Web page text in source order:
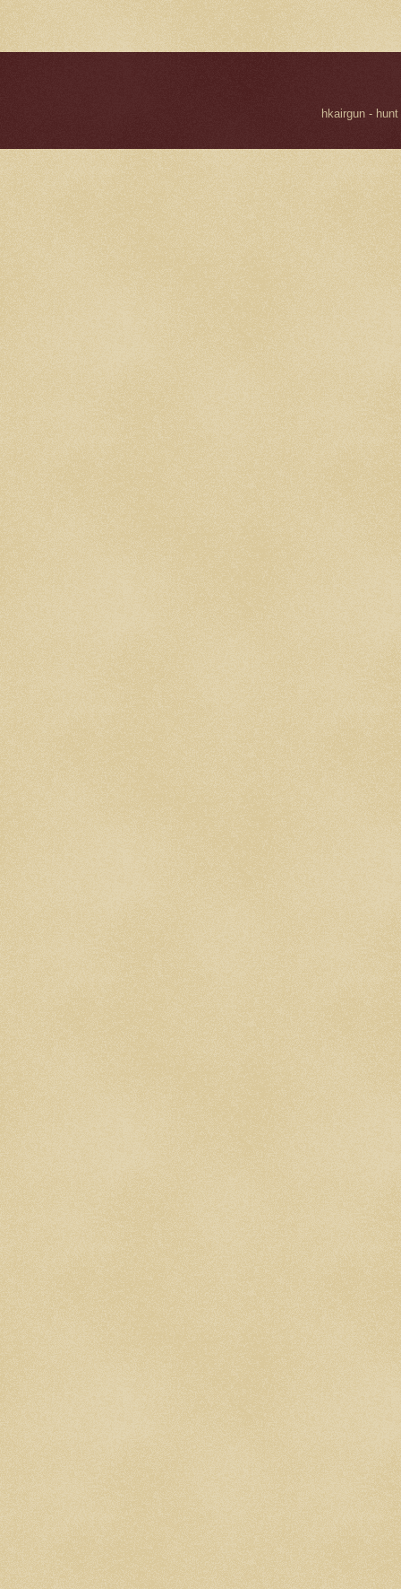
hkairgun -